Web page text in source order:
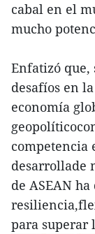
cabal en el
mucho
Enfatizó
desafíos en
economía
competencia
desarrollade
de ASEAN
para superar